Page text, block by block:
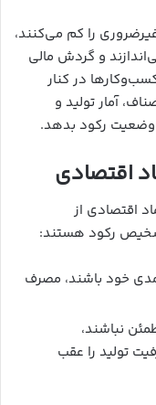
را کم می‌کنند،
و گردش مالی
در کنار
آمار تولید و
وضعیت رکود بدهد.
اقتصادی
اقتصادی از
رکود هستند:
خود باشند، مصرف
نباشند،
تولید را عقب